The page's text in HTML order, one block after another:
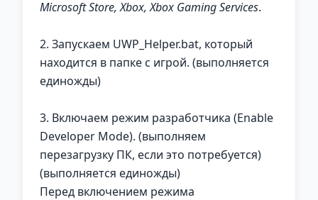
Microsoft Store, Xbox, Xbox Gaming Services.
2. Запускаем UWP_Helper.bat, который
находится в папке с игрой. (выполняется
единожды)
3. Включаем режим разработчика (Enable
Developer Mode). (выполняем
перезагрузку ПК, если это потребуется)
(выполняется единожды)
Перед включением режима